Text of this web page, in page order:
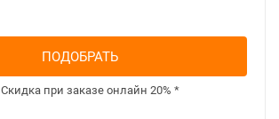
ПОДОБРАТЬ
Скидка при заказе онлайн 20% *